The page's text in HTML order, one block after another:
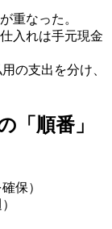
重なった。
入れは手元現金
の支出を分け、
「順番」
保）